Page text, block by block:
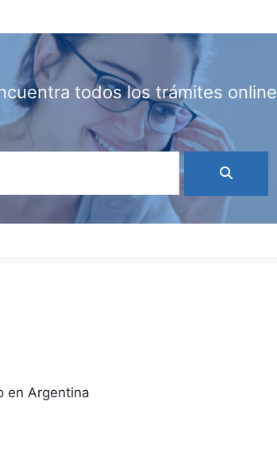
todos los trámites online
en Argentina